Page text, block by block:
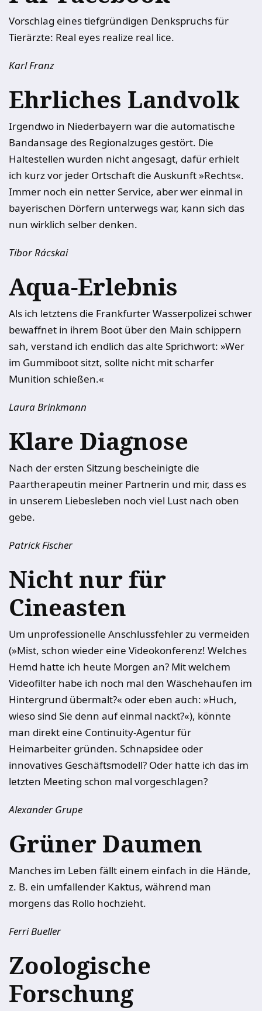
Vorschlag eines tiefgründigen Denkspruchs für
Tierärzte: Real eyes realize real lice.
Karl Franz
Ehrliches Landvolk
Irgendwo in Niederbayern war die automatische
Bandansage des Regionalzuges gestört. Die
Haltestellen wurden nicht angesagt, dafür erhielt
ich kurz vor jeder Ortschaft die Auskunft »Rechts«.
Immer noch ein netter Service, aber wer einmal in
bayerischen Dörfern unterwegs war, kann sich das
nun wirklich selber denken.
Tibor Rácskai
Aqua-Erlebnis
Als ich letztens die Frankfurter Wasserpolizei schwer
bewaffnet in ihrem Boot über den Main schippern
sah, verstand ich endlich das alte Sprichwort: »Wer
im Gummiboot sitzt, sollte nicht mit scharfer
Munition schießen.«
Laura Brinkmann
Klare Diagnose
Nach der ersten Sitzung bescheinigte die
Paartherapeutin meiner Partnerin und mir, dass es
in unserem Liebesleben noch viel Lust nach oben
gebe.
Patrick Fischer
Nicht nur für
Cineasten
Um unprofessionelle Anschlussfehler zu vermeiden
(»Mist, schon wieder eine Videokonferenz! Welches
Hemd hatte ich heute Morgen an? Mit welchem
Videofilter habe ich noch mal den Wäschehaufen im
Hintergrund übermalt?« oder eben auch: »Huch,
wieso sind Sie denn auf einmal nackt?«), könnte
man direkt eine Continuity-Agentur für
Heimarbeiter gründen. Schnapsidee oder
innovatives Geschäftsmodell? Oder hatte ich das im
letzten Meeting schon mal vorgeschlagen?
Alexander Grupe
Grüner Daumen
Manches im Leben fällt einem einfach in die Hände,
z. B. ein umfallender Kaktus, während man
morgens das Rollo hochzieht.
Ferri Bueller
Zoologische
Forschung